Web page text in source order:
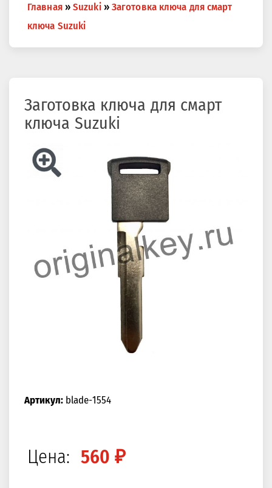
здесь
Главная » Suzuki » Заготовка ключа для смарт
ключа Suzuki
Заготовка ключа для смарт
ключа Suzuki
Артикул:blade-1554
Цена: 560 ₽